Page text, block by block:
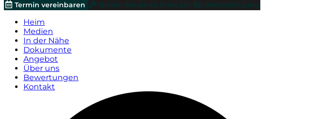
Termin vereinbaren
Bieten Sie einen Preis an! Wertschätzung
Heim
Medien
In der Nähe
Dokumente
Angebot
Über uns
Bewertungen
Kontakt